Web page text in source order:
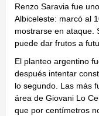
Renzo Saravia fue
Albiceleste: marcó al
mostrarse en ataque.
puede dar frutos a
El planteo argentino
después intentar
lo segundo. Las más
área de Giovani Lo
que por centímetros